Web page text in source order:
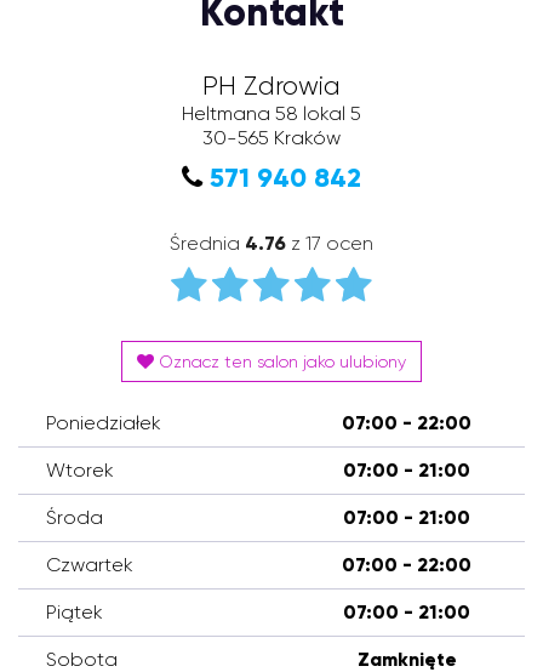
Kontakt
PH Zdrowia
Heltmana 58 lokal 5
30-565 Kraków
571 940 842
Średnia 4.76 z 17 ocen
Oznacz ten salon jako ulubiony
Poniedziałek 07:00 - 22:00
Wtorek 07:00 - 21:00
Środa 07:00 - 21:00
Czwartek 07:00 - 22:00
Piątek 07:00 - 21:00
Sobota Zamknięte